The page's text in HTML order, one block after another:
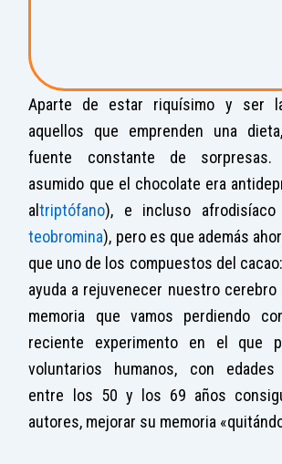
Aparte de estar riquísimo y ser
aquellos que emprenden una
fuente constante de sorpresas.
asumido que el chocolate era
altriptófano), e incluso
teobromina), pero es que además
que uno de los compuestos del
ayuda a rejuvenecer nuestro cerebro
memoria que vamos perdiendo
reciente experimento en el que
voluntarios humanos, con edades
entre los 50 y los 69 años
autores, mejorar su memoria